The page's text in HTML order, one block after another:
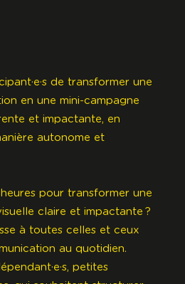
de transformer une
en une mini-campagne
et impactante, en
autonome et
pour transformer une
claire et impactante ?
à toutes celles et ceux
au quotidien.
petites